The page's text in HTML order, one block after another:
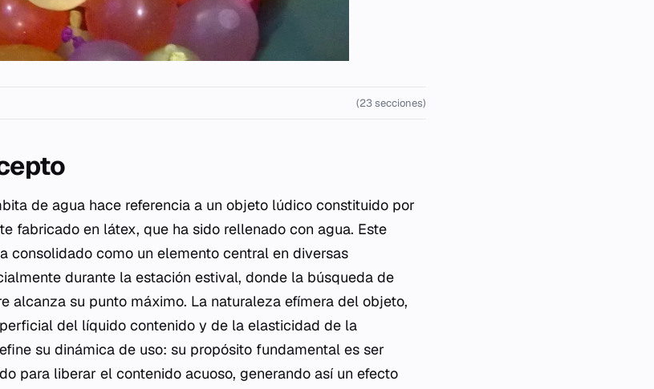
(23 secciones)
de agua hace referencia a un objeto lúdico constituido por
fabricado en látex, que ha sido rellenado con agua. Este
consolidado como un elemento central en diversas
durante la estación estival, donde la búsqueda de
alcanza su punto máximo. La naturaleza efímera del objeto,
del líquido contenido y de la elasticidad de la
su dinámica de uso: su propósito fundamental es ser
para liberar el contenido acuoso, generando así un efecto